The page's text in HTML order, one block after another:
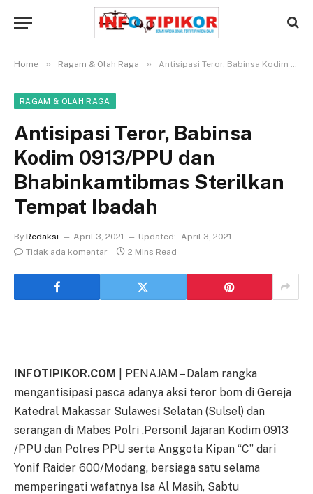
Home » Ragam & Olah Raga » Antisipasi Teror, Babinsa Kodim 0913/PPU dan Bhabinkamtibmas Sterilkan Tempat Ibadah
RAGAM & OLAH RAGA
Antisipasi Teror, Babinsa
Kodim 0913/PPU dan
Bhabinkamtibmas Sterilkan
Tempat Ibadah
By Redaksi April 3, 2021 Updated: April 3, 2021
Tidak ada komentar
2 Mins Read
INFOTIPIKOR.COM
| PENAJAM – Dalam rangka
mengantisipasi pasca adanya aksi teror bom di Gereja
Katedral Makassar Sulawesi Selatan (Sulsel) dan
serangan di Mabes Polri ,Personil Jajaran Kodim 0913
/PPU dan Polres PPU serta Anggota Kipan “C” dari
Yonif Raider 600/Modang, bersiaga satu selama
memperingati wafatnya Isa Al Masih, Sabtu